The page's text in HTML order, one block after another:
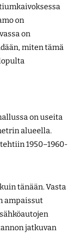
on
on
miten tämä
on useita
alueella.
1950–1960-
tänään. Vasta
ampaissut
jatkuvan